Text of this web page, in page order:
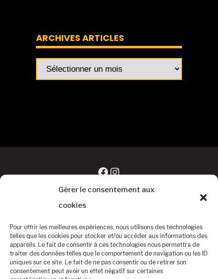
Gérer le consentement aux
cookies
Pour offrir les meilleures expériences, nous utilisons des technologies
telles que les cookies pour stocker et/ou accéder aux informations des
appareils. Le fait de consentir à ces technologies nous permettra de
traiter des données telles que le comportement de navigation ou les ID
uniques sur ce site. Le fait de ne pas consentir ou de retirer son
consentement peut avoir un effet négatif sur certaines
ARCHIVES ARTICLES
Archives
articles
Facebook
Instagram